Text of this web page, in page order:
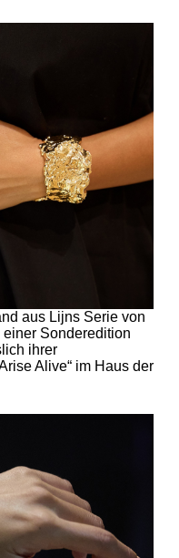
aus Lijns Serie von
Sonderedition
ihrer
Alive“ im Haus der